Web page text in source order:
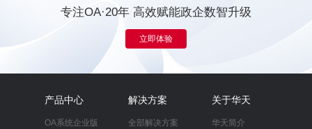
专注OA·20年 高效赋能政企数智升级
立即体验
产品中心
OA系统企业版
解决方案
全部解决方案
关于华天
华天简介